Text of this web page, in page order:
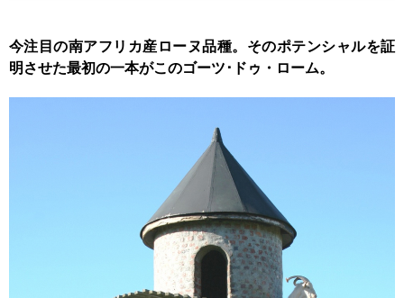
今注目の南アフリカ産ローヌ品種。そのポテンシャルを証
明させた最初の一本がこのゴーツ･ドゥ・ローム。